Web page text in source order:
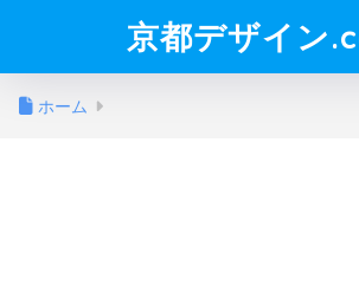
京都デザイン
ホーム